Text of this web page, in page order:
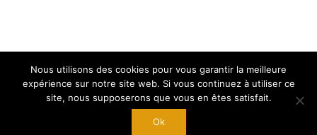
© Copyright 2024. ByWest Adgency|
Mentions Légales
Nous utilisons des cookies pour vous garantir la meilleure
expérience sur notre site web. Si vous continuez à utiliser ce
site, nous supposerons que vous en êtes satisfait.
Ok